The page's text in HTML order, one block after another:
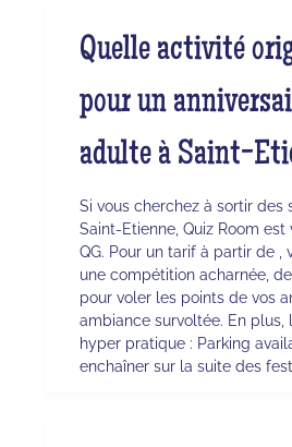
Quelle activité
pour un
adulte à Saint-
Si vous cherchez à sortir des
Saint-Etienne, Quiz Room est
QG. Pour un tarif à partir de ,
une compétition acharnée,
pour voler les points de vos
ambiance survoltée. En plus,
hyper pratique : Parking
enchaîner sur la suite des